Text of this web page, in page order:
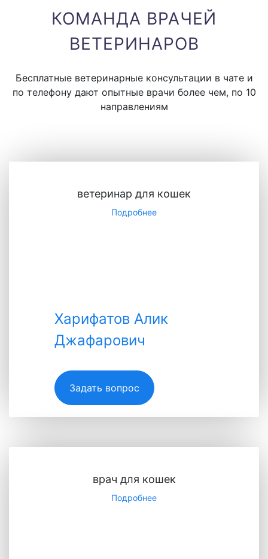
КОМАНДА ВРАЧЕЙ
ВЕТЕРИНАРОВ
Бесплатные ветеринарные консультации в чате и
по телефону дают опытные врачи более чем, по 10
направлениям
Харифатов Алик
Джафарович
ветеринар для кошек
Подробнее
Харифатов Алик
Джафарович
Задать вопрос
врач для кошек
Подробнее